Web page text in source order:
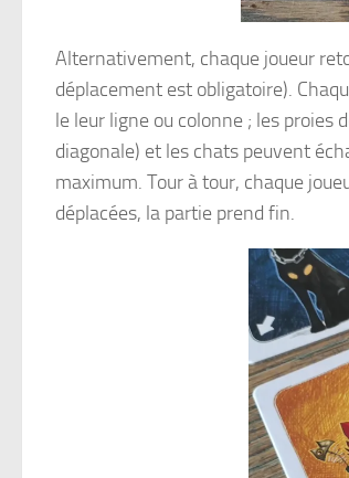
Alternativement, chaque joueur
déplacement est obligatoire).
le leur ligne ou colonne ; les proies
diagonale) et les chats peuvent
maximum. Tour à tour, chaque
déplacées, la partie prend fin.